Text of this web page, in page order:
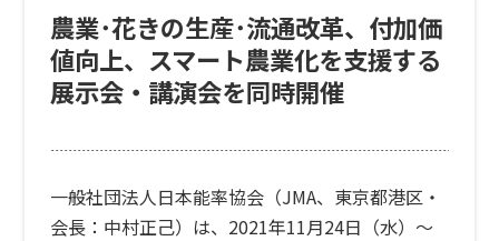
農業･花きの生産･流通改革、付加価
値向上、スマート農業化を支援する
展示会・講演会を同時開催
一般社団法人日本能率協会（JMA、東京都港区・
会長：中村正己）は、2021年11月24日（水）～